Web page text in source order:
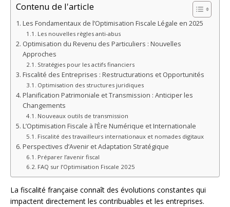
Contenu de l'article
Les Fondamentaux de l’Optimisation Fiscale Légale en 2025
Les nouvelles règles anti-abus
Optimisation du Revenu des Particuliers : Nouvelles
Approches
Stratégies pour les actifs financiers
Fiscalité des Entreprises : Restructurations et Opportunités
Optimisation des structures juridiques
Planification Patrimoniale et Transmission : Anticiper les
Changements
Nouveaux outils de transmission
L’Optimisation Fiscale à l’Ère Numérique et Internationale
Fiscalité des travailleurs internationaux et nomades digitaux
Perspectives d’Avenir et Adaptation Stratégique
Préparer l’avenir fiscal
FAQ sur l’Optimisation Fiscale 2025
La fiscalité française connaît des évolutions constantes qui
impactent directement les contribuables et les entreprises.